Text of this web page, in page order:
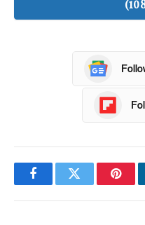
FacebookTwitter